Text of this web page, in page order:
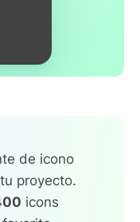
de icono
proyecto.
icons